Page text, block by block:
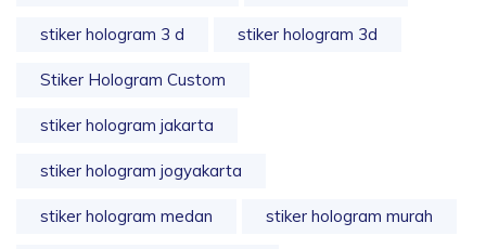
stiker hologram 3 d stiker hologram 3d
Stiker Hologram Custom
stiker hologram jakarta
stiker hologram jogyakarta
stiker hologram medan stiker hologram murah